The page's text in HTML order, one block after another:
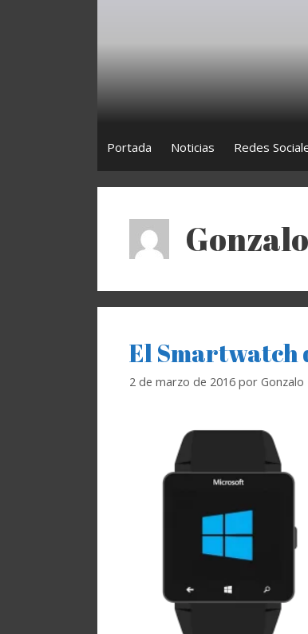
Portada Noticias Redes
Gonzalo
El Smartwatch
2 de marzo de 2016 por Gonzalo